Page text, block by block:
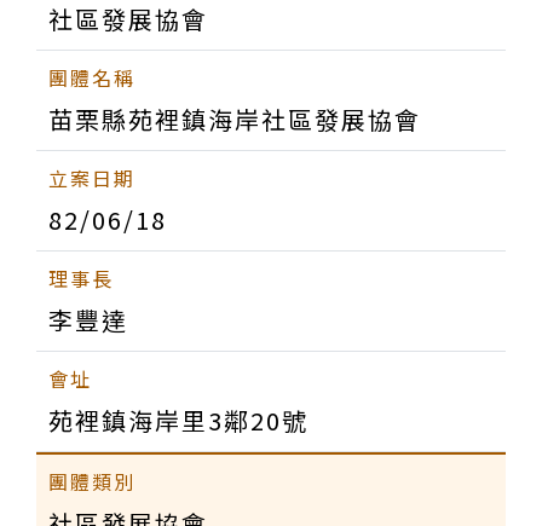
社區發展協會
苗栗縣苑裡鎮海岸社區發展協會
82/06/18
李豐達
苑裡鎮海岸里3鄰20號